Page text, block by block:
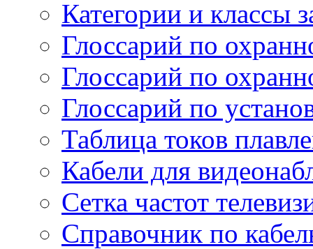
Категории и классы
Глоссарий по
Глоссарий по
Глоссарий по
Таблица токов
Кабели для
Сетка частот
Справочник по